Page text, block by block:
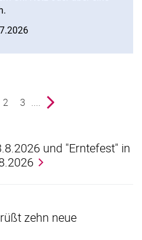
Seite
2 Seite
3 .... nächste Seite
und "Erntefest" in
zehn neue